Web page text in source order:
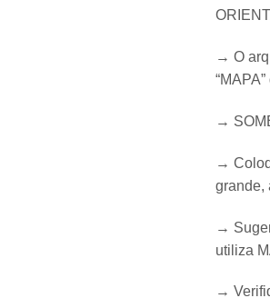
→ O
→
→
grande,
→
utiliza
→